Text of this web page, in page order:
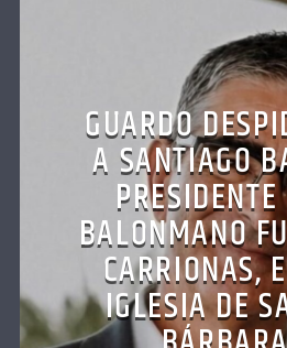
GUARDO
A SANTIAGO
BALONMANO
CARRIONAS,
IGLESIA DE